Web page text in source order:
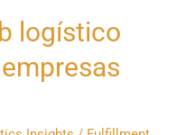
logístico